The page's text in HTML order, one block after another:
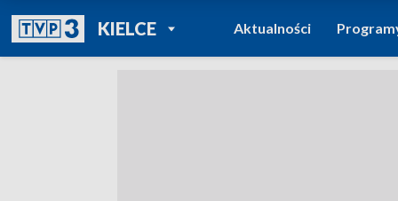
KIELCEPOWRÓT DO
TVP REGIONY
Aktualności